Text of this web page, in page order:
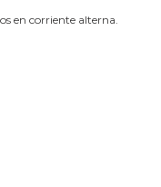
en corriente alterna.